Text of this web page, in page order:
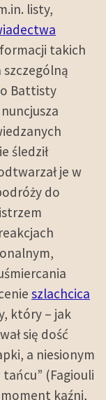
listy,
takich
szczególną
Battisty
śledził
je w
do
szlachcica
który – jak
się dość
a niesionym
tańcu” (Fagiouli
moment kaźni,